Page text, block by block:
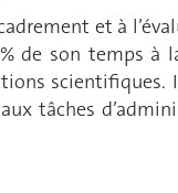
et à
de son temps à
tâches